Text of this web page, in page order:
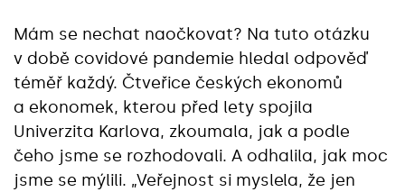
Mám se nechat naočkovat? Na tuto otázku
v době covidové pandemie hledal odpověď
téměř každý. Čtveřice českých ekonomů
a ekonomek, kterou před lety spojila
Univerzita Karlova, zkoumala, jak a podle
čeho jsme se rozhodovali. A odhalila, jak moc
jsme se mýlili. „Veřejnost si myslela, že jen